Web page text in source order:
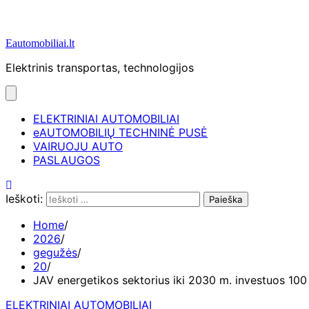
Eautomobiliai.lt
Elektrinis transportas, technologijos
ELEKTRINIAI AUTOMOBILIAI
eAUTOMOBILIŲ TECHNINĖ PUSĖ
VAIRUOJU AUTO
PASLAUGOS
Ieškoti:
Home
2026
gegužės
20
JAV energetikos sektorius iki 2030 m. investuos
ELEKTRINIAI AUTOMOBILIAI